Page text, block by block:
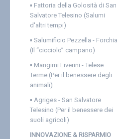
▪ Fattoria della Golosità di San
Salvatore Telesino (Salumi
d'altri tempi)
▪ Salumificio Pezzella - Forchia
(Il “cicciolo” campano)
▪ Mangimi Liverini - Telese
Terme (Per il benessere degli
animali)
▪ Agriges - San Salvatore
Telesino (Per il benessere dei
suoli agricoli)
INNOVAZIONE & RISPARMIO